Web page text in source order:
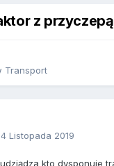
z
Transport
Listopada 2019
kto dysponuje